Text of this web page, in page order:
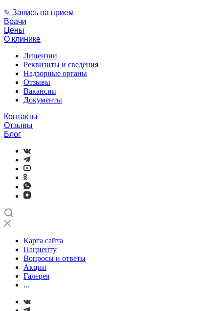
✎ Запись на прием
Врачи
Цены
О клинике
Лицензии
Реквизиты и сведения
Надзорные органы
Отзывы
Вакансии
Документы
Контакты
Отзывы
Блог
Карта сайта
Пациенту
Вопросы и ответы
Акции
Галерея
...